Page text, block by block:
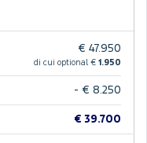
€ 47.950
di cui optional € 1.950
- € 8.250
€ 39.700